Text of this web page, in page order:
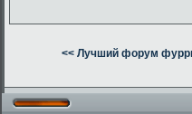
<< Лучший форум